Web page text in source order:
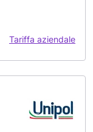
Tariffa aziendale